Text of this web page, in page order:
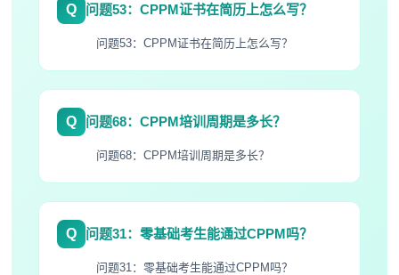
Q 问题53：CPPM证书在简历上怎么写？
问题53：CPPM证书在简历上怎么写？
Q 问题68：CPPM培训周期是多长？
问题68：CPPM培训周期是多长？
Q 问题31：零基础考生能通过CPPM吗？
问题31：零基础考生能通过CPPM吗？